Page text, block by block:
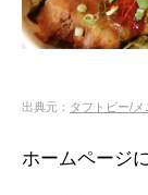
出典元： タフトビー/メ
ホームページ